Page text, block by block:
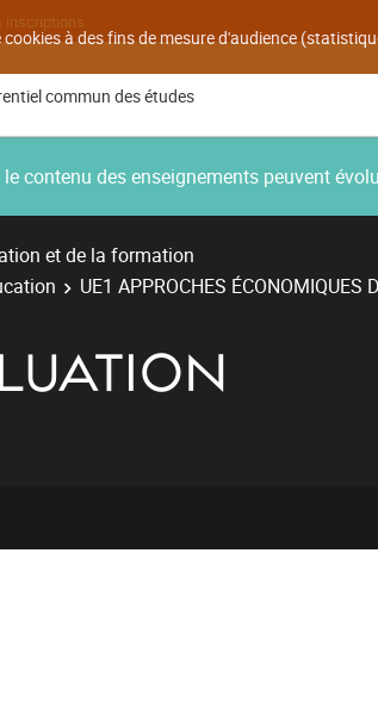
à des fins de mesure d'audience
commun des études
des enseignements peuvent
et de la formation
UE1 APPROCHES ÉCONOMIQUES